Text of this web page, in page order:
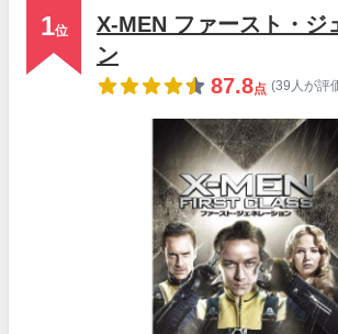
1位
X-MEN ファースト・ジ
ン
87.8点 (39人が評